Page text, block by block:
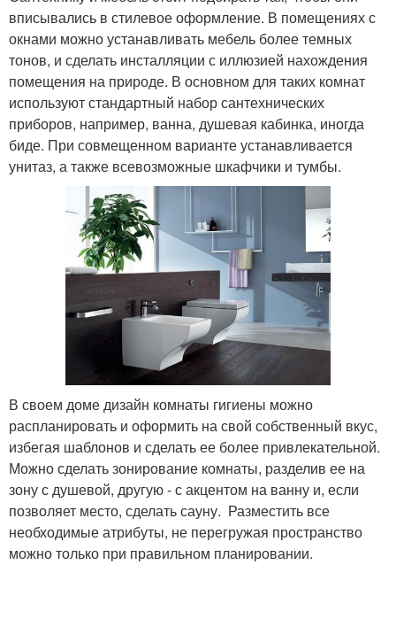
вписывались в стилевое оформление. В помещениях с
окнами можно устанавливать мебель более темных
тонов, и сделать инсталляции с иллюзией нахождения
помещения на природе. В основном для таких комнат
используют стандартный набор сантехнических
приборов, например, ванна, душевая кабинка, иногда
биде. При совмещенном варианте устанавливается
унитаз, а также всевозможные шкафчики и тумбы.
В своем доме дизайн комнаты гигиены можно
распланировать и оформить на свой собственный вкус,
избегая шаблонов и сделать ее более привлекательной.
Можно сделать зонирование комнаты, разделив ее на
зону с душевой, другую - с акцентом на ванну и, если
позволяет место, сделать сауну. Разместить все
необходимые атрибуты, не перегружая пространство
можно только при правильном планировании.